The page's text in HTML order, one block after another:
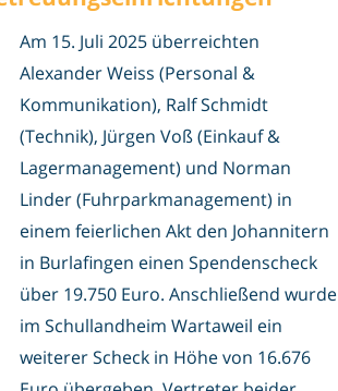
Am 15. Juli 2025 überreichten
Alexander Weiss (Personal &
Kommunikation), Ralf Schmidt
(Technik), Jürgen Voß (Einkauf &
Lagermanagement) und Norman
Linder (Fuhrparkmanagement) in
einem feierlichen Akt den Johannitern
in Burlafingen einen Spendenscheck
über 19.750 Euro. Anschließend wurde
im Schullandheim Wartaweil ein
weiterer Scheck in Höhe von 16.676